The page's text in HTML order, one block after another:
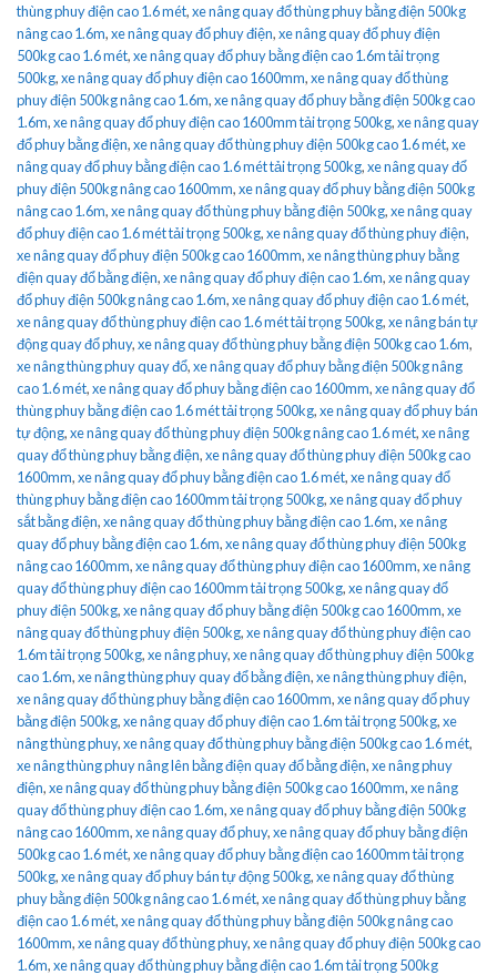
thùng phuy điện cao 1.6 mét,xe nâng quay đổ thùng phuy bằng điện 500kg
nâng cao 1.6m,xe nâng quay đổ phuy điện,xe nâng quay đổ phuy điện
500kg cao 1.6 mét,xe nâng quay đổ phuy bằng điện cao 1.6m tải trọng
500kg,xe nâng quay đổ phuy điện cao 1600mm,xe nâng quay đổ thùng
phuy điện 500kg nâng cao 1.6m,xe nâng quay đổ phuy bằng điện 500kg cao
1.6m,xe nâng quay đổ phuy điện cao 1600mm tải trọng 500kg,xe nâng quay
đổ phuy bằng điện,xe nâng quay đổ thùng phuy điện 500kg cao 1.6 mét,xe
nâng quay đổ phuy bằng điện cao 1.6 mét tải trọng 500kg,xe nâng quay đổ
phuy điện 500kg nâng cao 1600mm,xe nâng quay đổ phuy bằng điện 500kg
nâng cao 1.6m,xe nâng quay đổ thùng phuy bằng điện 500kg,xe nâng quay
đổ phuy điện cao 1.6 mét tải trọng 500kg,xe nâng quay đổ thùng phuy điện,
xe nâng quay đổ phuy điện 500kg cao 1600mm,xe nâng thùng phuy bằng
điện quay đổ bằng điện,xe nâng quay đổ phuy điện cao 1.6m,xe nâng quay
đổ phuy điện 500kg nâng cao 1.6m,xe nâng quay đổ phuy điện cao 1.6 mét,
xe nâng quay đổ thùng phuy điện cao 1.6 mét tải trọng 500kg,xe nâng bán tự
động quay đổ phuy,xe nâng quay đổ thùng phuy bằng điện 500kg cao 1.6m,
xe nâng thùng phuy quay đổ,xe nâng quay đổ phuy bằng điện 500kg nâng
cao 1.6 mét,xe nâng quay đổ phuy bằng điện cao 1600mm,xe nâng quay đổ
thùng phuy bằng điện cao 1.6 mét tải trọng 500kg,xe nâng quay đổ phuy bán
tự động,xe nâng quay đổ thùng phuy điện 500kg nâng cao 1.6 mét,xe nâng
quay đổ thùng phuy bằng điện,xe nâng quay đổ thùng phuy điện 500kg cao
1600mm,xe nâng quay đổ phuy bằng điện cao 1.6 mét,xe nâng quay đổ
thùng phuy bằng điện cao 1600mm tải trọng 500kg,xe nâng quay đổ phuy
sắt bằng điện,xe nâng quay đổ thùng phuy bằng điện cao 1.6m,xe nâng
quay đổ phuy bằng điện cao 1.6m,xe nâng quay đổ thùng phuy điện 500kg
nâng cao 1600mm,xe nâng quay đổ thùng phuy điện cao 1600mm,xe nâng
quay đổ thùng phuy điện cao 1600mm tải trọng 500kg,xe nâng quay đổ
phuy điện 500kg,xe nâng quay đổ phuy bằng điện 500kg cao 1600mm,xe
nâng quay đổ thùng phuy điện 500kg,xe nâng quay đổ thùng phuy điện cao
1.6m tải trọng 500kg,xe nâng phuy,xe nâng quay đổ thùng phuy điện 500kg
cao 1.6m,xe nâng thùng phuy quay đổ bằng điện,xe nâng thùng phuy điện,
xe nâng quay đổ thùng phuy bằng điện cao 1600mm,xe nâng quay đổ phuy
bằng điện 500kg,xe nâng quay đổ phuy điện cao 1.6m tải trọng 500kg,xe
nâng thùng phuy,xe nâng quay đổ thùng phuy bằng điện 500kg cao 1.6 mét,
xe nâng thùng phuy nâng lên bằng điện quay đổ bằng điện,xe nâng phuy
điện,xe nâng quay đổ thùng phuy bằng điện 500kg cao 1600mm,xe nâng
quay đổ thùng phuy điện cao 1.6m,xe nâng quay đổ phuy bằng điện 500kg
nâng cao 1600mm,xe nâng quay đổ phuy,xe nâng quay đổ phuy bằng điện
500kg cao 1.6 mét,xe nâng quay đổ phuy bằng điện cao 1600mm tải trọng
500kg,xe nâng quay đổ phuy bán tự động 500kg,xe nâng quay đổ thùng
phuy bằng điện 500kg nâng cao 1.6 mét,xe nâng quay đổ thùng phuy bằng
điện cao 1.6 mét,xe nâng quay đổ thùng phuy bằng điện 500kg nâng cao
1600mm,xe nâng quay đổ thùng phuy,xe nâng quay đổ phuy điện 500kg cao
1.6m,xe nâng quay đổ thùng phuy bằng điện cao 1.6m tải trọng 500kg